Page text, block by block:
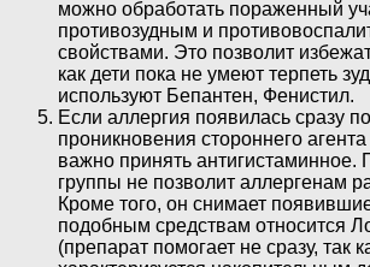
можно обработать пораженный
противозудным и
свойствами. Это позволит
как дети пока не умеют терпеть
используют Бепантен, Фенистил.
Если аллергия появилась сразу
проникновения стороннего
важно принять антигистаминное.
группы не позволит аллергенам
Кроме того, он снимает
подобным средствам относится
(препарат помогает не сразу, так